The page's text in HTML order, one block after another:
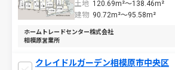
土地 120.69m²～138.46m²
建物 90.72m²～95.58m²
ホームトレードセンター株式会社
相模原営業所
クレイドルガーデン相模原市中央区